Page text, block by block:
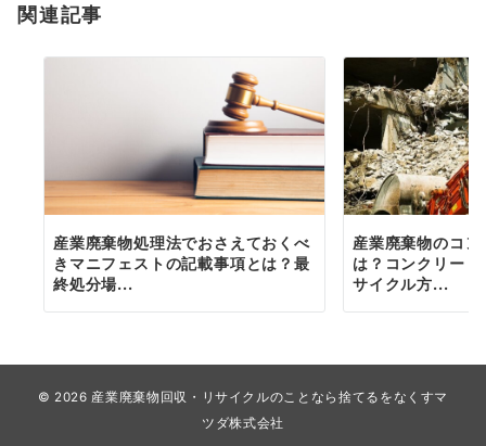
ン
関連記事
産業廃棄物処理法でおさえておくべ
きマニフェストの記載事項とは？最
終処分場...
産業廃棄物のコ
は？コンクリー
サイクル方...
© 2026 産業廃棄物回収・リサイクルのことなら捨てるをなくすマ
ツダ株式会社